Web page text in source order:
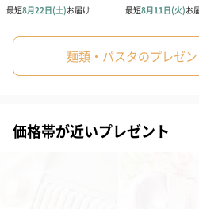
麺類・パスタのプレゼ
価格帯が近いプレゼント